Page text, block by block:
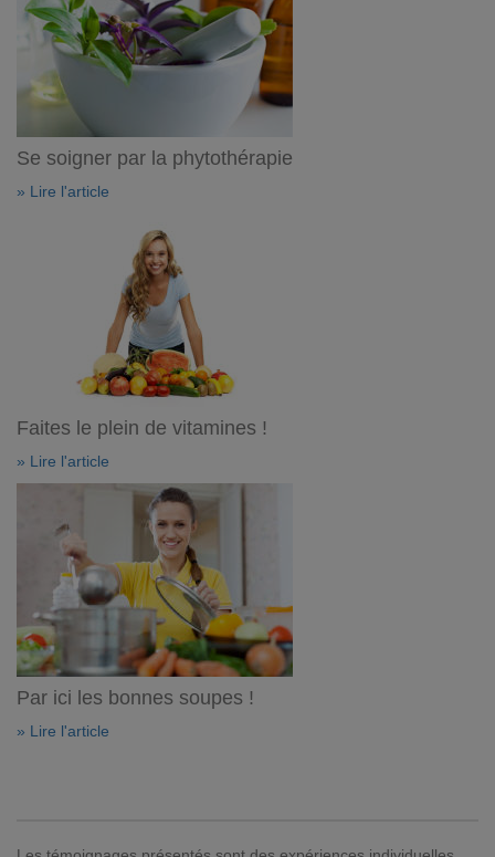
Se soigner par la phytothérapie
» Lire l'article
Faites le plein de vitamines !
» Lire l'article
Par ici les bonnes soupes !
» Lire l'article